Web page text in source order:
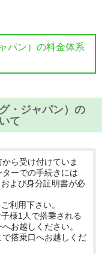
パン）の料金体系
・ジャパン）の
て
ら受け付けていま
ーでの手続きには
よび身分証明書が必
利用下さい。
様1人で搭乗される
お越しください。
搭乗口へお越しくだ